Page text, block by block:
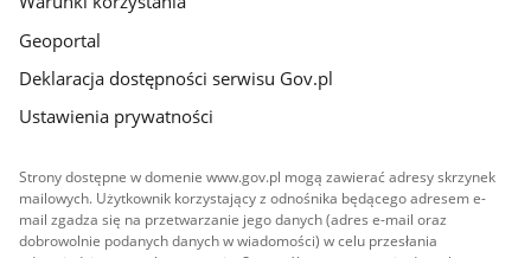
Geoportal
Deklaracja dostępności serwisu Gov.pl
Ustawienia prywatności
Strony dostępne w domenie www.gov.pl mogą zawierać adresy skrzynek
mailowych. Użytkownik korzystający z odnośnika będącego adresem e-
mail zgadza się na przetwarzanie jego danych (adres e-mail oraz
dobrowolnie podanych danych w wiadomości) w celu przesłania